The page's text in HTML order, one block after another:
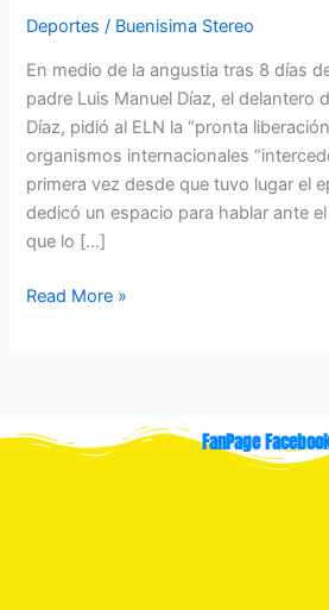
Deportes / Buenisima Stereo
En medio de la angustia tras 8 días
padre Luis Manuel Díaz, el delantero
Díaz, pidió al ELN la “pronta
organismos internacionales
primera vez desde que tuvo lugar el
dedicó un espacio para hablar ante
que lo […]
Read More »
FanPage